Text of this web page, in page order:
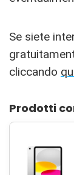
Se siete
cliccando
Prodotti